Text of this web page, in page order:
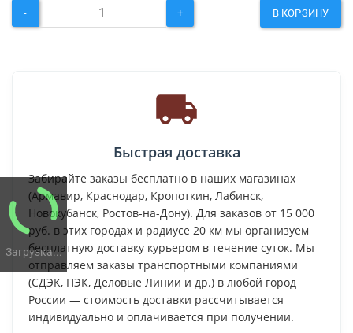
Загрузка...
- + В КОРЗИНУ
Быстрая доставка
Забирайте заказы бесплатно в наших магазинах
(Армавир, Краснодар, Кропоткин, Лабинск,
Новокубанск, Ростов-на-Дону). Для заказов от 15 000
руб. в этих городах и радиусе 20 км мы организуем
бесплатную доставку курьером в течение суток. Мы
отправляем заказы транспортными компаниями
(СДЭК, ПЭК, Деловые Линии и др.) в любой город
России — стоимость доставки рассчитывается
индивидуально и оплачивается при получении.